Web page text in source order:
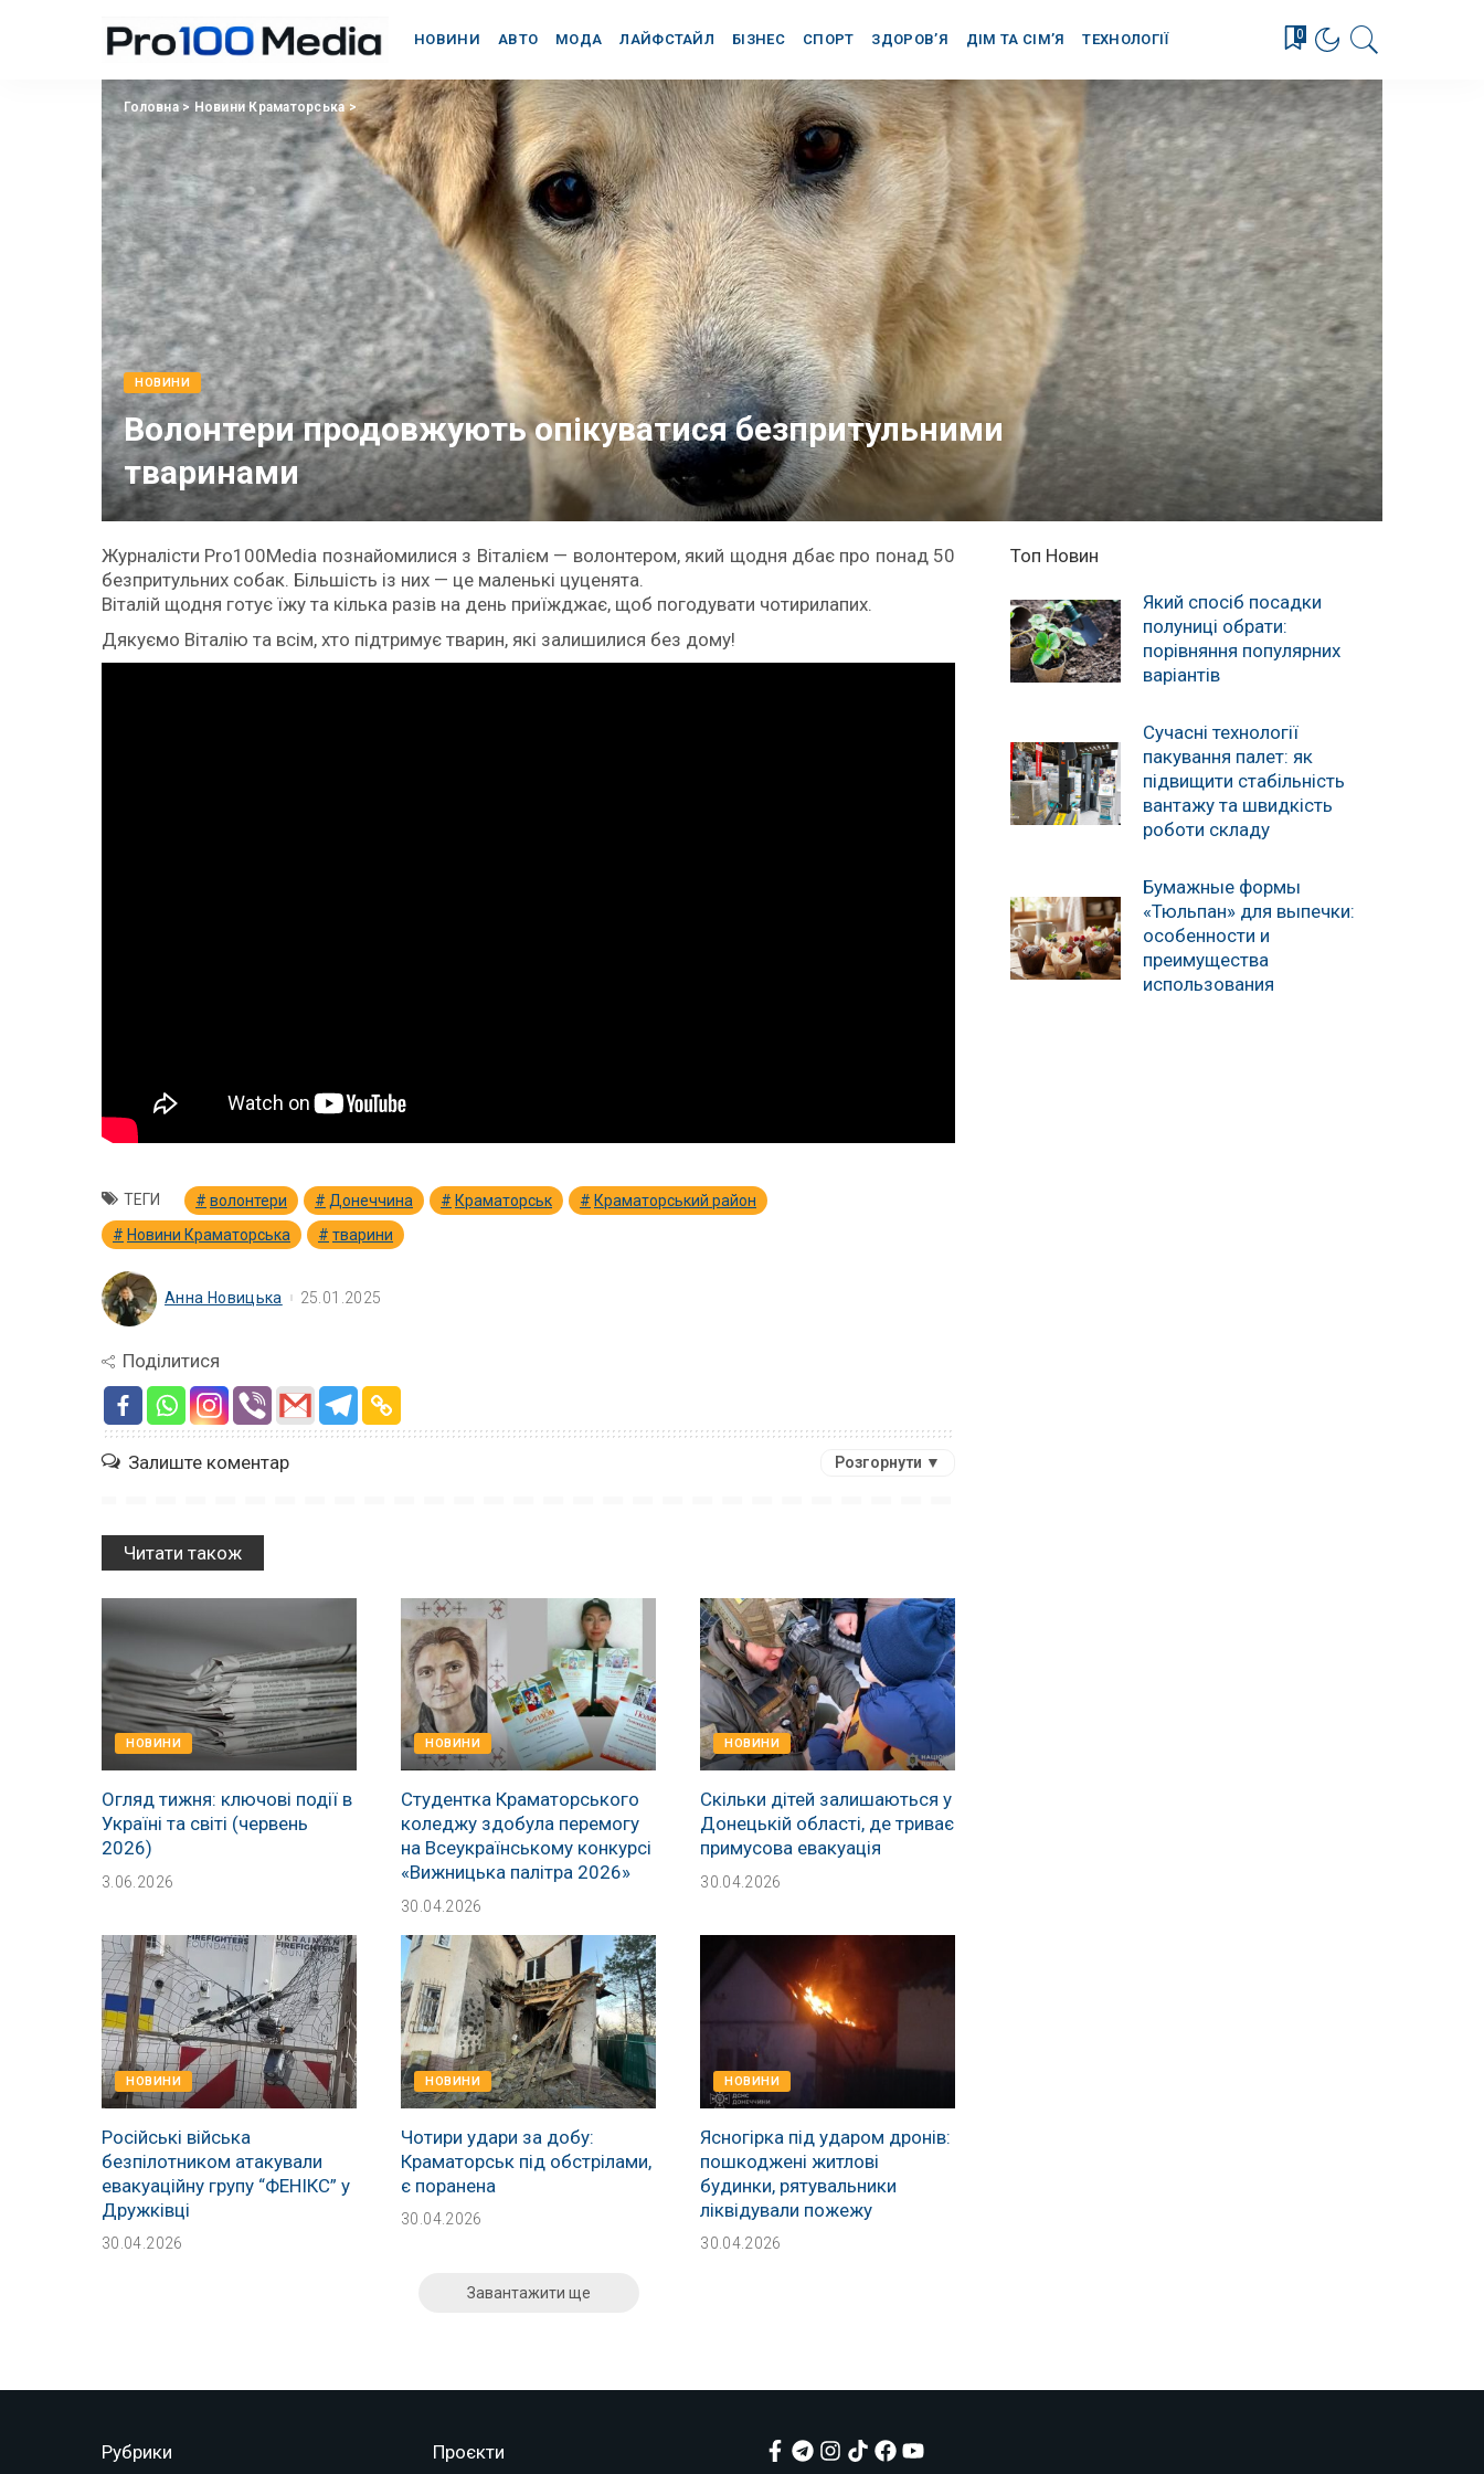
НОВИНИ АВТО МОДА ЛАЙФСТАЙЛ БІЗНЕС СПОРТ ЗДОРОВ’Я ДІМ ТА СІМ’Я ТЕХНОЛОГІЇ 0
Головна> Новини Краматорська>
НОВИНИ
Волонтери продовжують опікуватися безпритульними
тваринами
Журналісти Pro100Media познайомилися з Віталієм — волонтером, який щодня дбає про понад 50
безпритульних собак. Більшість із них — це маленькі цуценята.
Віталій щодня готує їжу та кілька разів на день приїжджає, щоб погодувати чотирилапих.
Дякуємо Віталію та всім, хто підтримує тварин, які залишилися без дому!
ТЕГИ волонтери Донеччина Краматорськ
Краматорський район
Новини Краматорська
тварини
Анна Новицька 25.01.2025
Поділитися
Залиште коментар Розгорнути ▼
Читати також
НОВИНИ
Огляд тижня: ключові події в
Україні та світі (червень
2026)
3.06.2026
НОВИНИ
Студентка Краматорського
коледжу здобула перемогу
на Всеукраїнському конкурсі
«Вижницька палітра 2026»
30.04.2026
НОВИНИ
Скільки дітей залишаються у
Донецькій області, де триває
примусова евакуація
30.04.2026
НОВИНИ
Російські війська
безпілотником атакували
евакуаційну групу “ФЕНІКС” у
Дружківці
30.04.2026
НОВИНИ
Чотири удари за добу:
Краматорськ під обстрілами,
є поранена
30.04.2026
НОВИНИ
Ясногірка під ударом дронів:
пошкоджені житлові
будинки, рятувальники
ліквідували пожежу
30.04.2026
Завантажити ще
Топ Новин
Який спосіб посадки
полуниці обрати:
порівняння популярних
варіантів
Сучасні технології
пакування палет: як
підвищити стабільність
вантажу та швидкість
роботи складу
Бумажные формы
«Тюльпан» для выпечки:
особенности и
преимущества
использования
Рубрики Проєкти